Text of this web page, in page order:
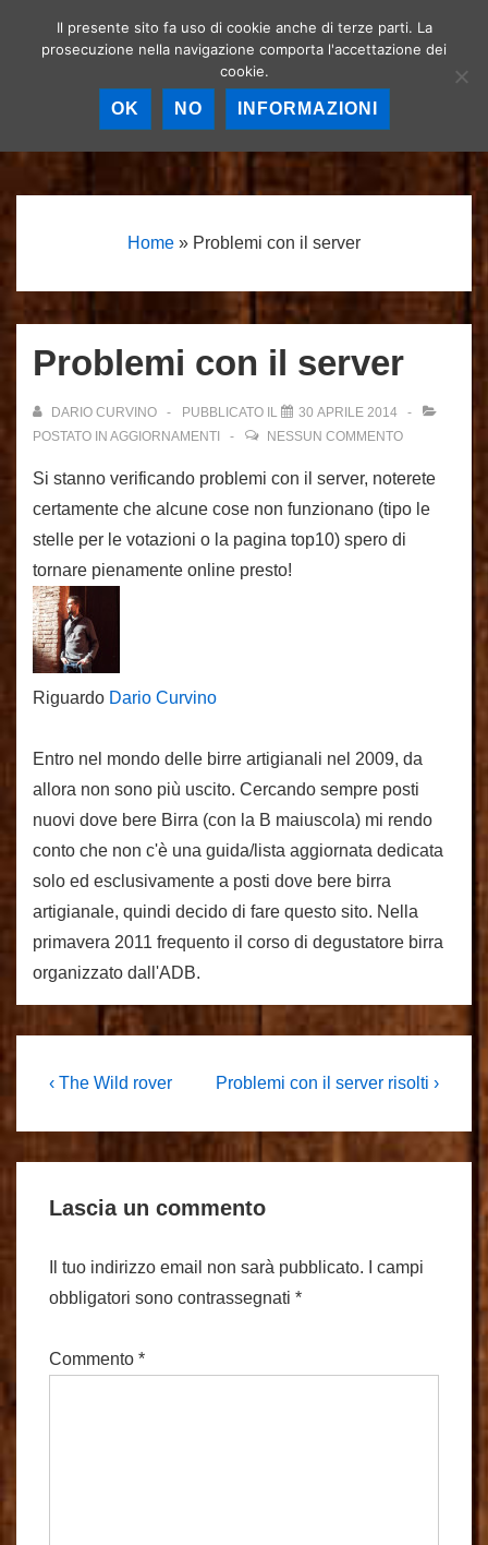
Birrerie artigianali a
Roma – La birra
artigianale nella
Menu
principale
Home » Problemi con il server
Problemi con il server
DARIO CURVINO PUBBLICATO IL
30 APRILE 2014
POSTATO IN AGGIORNAMENTI NESSUN COMMENTO
Si stanno verificando problemi con il server, noterete
certamente che alcune cose non funzionano (tipo le
stelle per le votazioni o la pagina top10) spero di
tornare pienamente online presto!
Riguardo Dario Curvino
Entro nel mondo delle birre artigianali nel 2009, da
allora non sono più uscito. Cercando sempre posti
nuovi dove bere Birra (con la B maiuscola) mi rendo
conto che non c'è una guida/lista aggiornata dedicata
solo ed esclusivamente a posti dove bere birra
artigianale, quindi decido di fare questo sito. Nella
primavera 2011 frequento il corso di degustatore birra
organizzato dall'ADB.
Navigazione
L'articolo
‹ The Wild rover
Il
articolo
Problemi con il server risolti ›
Lascia un commento
Il tuo indirizzo email non sarà pubblicato.
I campi
obbligatori sono contrassegnati *
Commento *
Il presente sito fa uso di cookie anche di terze parti. La
prosecuzione nella navigazione comporta l'accettazione dei
cookie.
OK NO INFORMAZIONI